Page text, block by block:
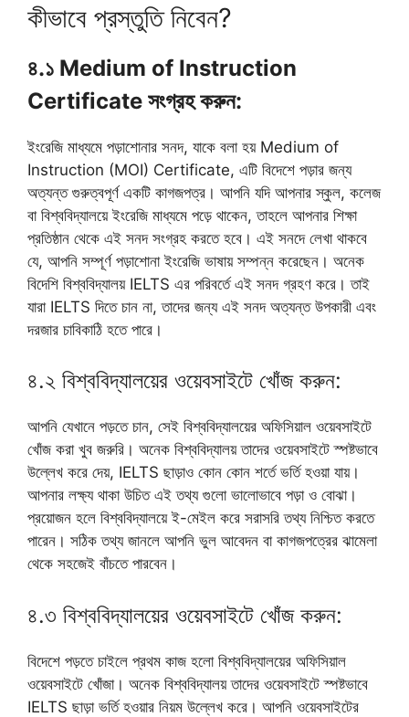
কীভাবে প্রস্তুতি নিবেন?
৪.১ Medium of Instruction
Certificate সংগ্রহ করুন:
ইংরেজি মাধ্যমে পড়াশোনার সনদ, যাকে বলা হয় Medium of
Instruction (MOI) Certificate, এটি বিদেশে পড়ার জন্য
অত্যন্ত গুরুত্বপূর্ণ একটি কাগজপত্র। আপনি যদি আপনার স্কুল, কলেজ
বা বিশ্ববিদ্যালয়ে ইংরেজি মাধ্যমে পড়ে থাকেন, তাহলে আপনার শিক্ষা
প্রতিষ্ঠান থেকে এই সনদ সংগ্রহ করতে হবে। এই সনদে লেখা থাকবে
যে, আপনি সম্পূর্ণ পড়াশোনা ইংরেজি ভাষায় সম্পন্ন করেছেন। অনেক
বিদেশি বিশ্ববিদ্যালয় IELTS এর পরিবর্তে এই সনদ গ্রহণ করে। তাই
যারা IELTS দিতে চান না, তাদের জন্য এই সনদ অত্যন্ত উপকারী এবং
দরজার চাবিকাঠি হতে পারে।
৪.২ বিশ্ববিদ্যালয়ের ওয়েবসাইটে খোঁজ করুন:
আপনি যেখানে পড়তে চান, সেই বিশ্ববিদ্যালয়ের অফিসিয়াল ওয়েবসাইটে
খোঁজ করা খুব জরুরি। অনেক বিশ্ববিদ্যালয় তাদের ওয়েবসাইটে স্পষ্টভাবে
উল্লেখ করে দেয়, IELTS ছাড়াও কোন কোন শর্তে ভর্তি হওয়া যায়।
আপনার লক্ষ্য থাকা উচিত এই তথ্য গুলো ভালোভাবে পড়া ও বোঝা।
প্রয়োজন হলে বিশ্ববিদ্যালয়ে ই-মেইল করে সরাসরি তথ্য নিশ্চিত করতে
পারেন। সঠিক তথ্য জানলে আপনি ভুল আবেদন বা কাগজপত্রের ঝামেলা
থেকে সহজেই বাঁচতে পারবেন।
৪.৩ বিশ্ববিদ্যালয়ের ওয়েবসাইটে খোঁজ করুন:
বিদেশে পড়তে চাইলে প্রথম কাজ হলো বিশ্ববিদ্যালয়ের অফিসিয়াল
ওয়েবসাইটে খোঁজা। অনেক বিশ্ববিদ্যালয় তাদের ওয়েবসাইটে স্পষ্টভাবে
IELTS ছাড়া ভর্তি হওয়ার নিয়ম উল্লেখ করে। আপনি ওয়েবসাইটের